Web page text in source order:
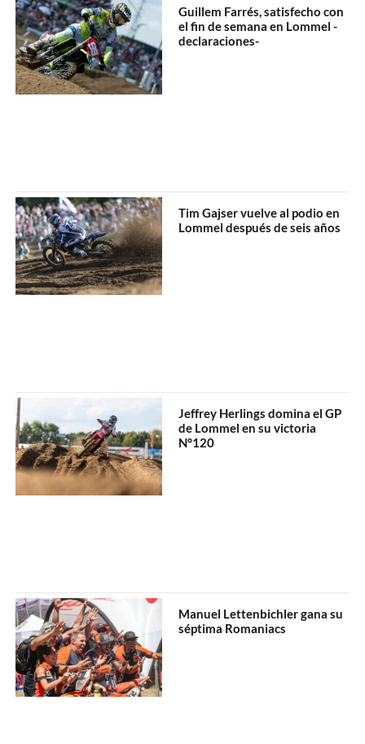
Guillem Farrés, satisfecho con
el fin de semana en Lommel -
declaraciones-
Tim Gajser vuelve al podio en
Lommel después de seis años
Jeffrey Herlings domina el GP
de Lommel en su victoria
N°120
Manuel Lettenbichler gana su
séptima Romaniacs